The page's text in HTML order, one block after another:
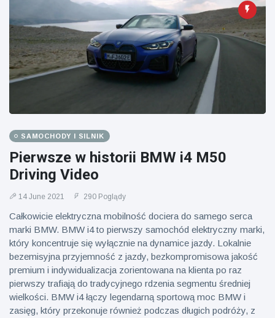
SAMOCHODY I SILNIK
Pierwsze w historii BMW i4 M50
Driving Video
14 June 2021 290 Poglądy
Całkowicie elektryczna mobilność dociera do samego serca
marki BMW. BMW i4 to pierwszy samochód elektryczny marki,
który koncentruje się wyłącznie na dynamice jazdy. Lokalnie
bezemisyjna przyjemność z jazdy, bezkompromisowa jakość
premium i indywidualizacja zorientowana na klienta po raz
pierwszy trafiają do tradycyjnego rdzenia segmentu średniej
wielkości. BMW i4 łączy legendarną sportową moc BMW i
zasięg, który przekonuje również podczas długich podróży, z